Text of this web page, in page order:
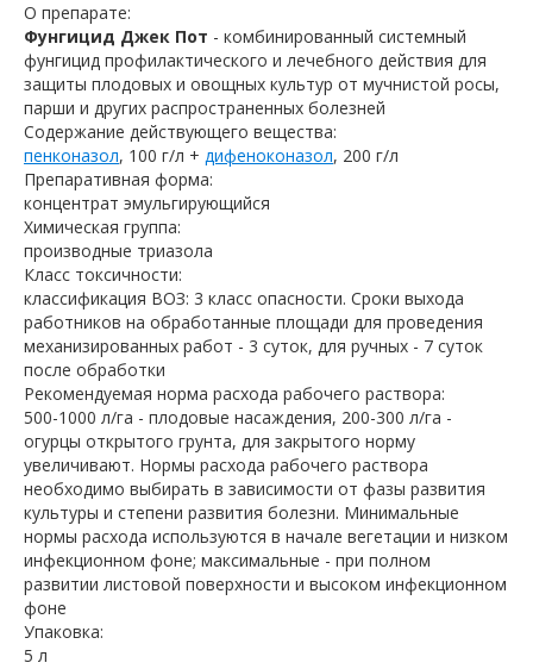
О препарате:
Фунгицид Джек Пот - комбинированный системный
фунгицид профилактического и лечебного действия для
защиты плодовых и овощных культур от мучнистой росы,
парши и других распространенных болезней
Содержание действующего вещества:
пенконазол, 100 г/л + дифеноконазол, 200 г/л
Препаративная форма:
концентрат эмульгирующийся
Химическая группа:
производные триазола
Класс токсичности:
классификация ВОЗ: 3 класс опасности. Сроки выхода
работников на обработанные площади для проведения
механизированных работ - 3 суток, для ручных - 7 суток
после обработки
Рекомендуемая норма расхода рабочего раствора:
500-1000 л/га - плодовые насаждения, 200-300 л/га -
огурцы открытого грунта, для закрытого норму
увеличивают. Нормы расхода рабочего раствора
необходимо выбирать в зависимости от фазы развития
культуры и степени развития болезни. Минимальные
нормы расхода используются в начале вегетации и низком
инфекционном фоне; максимальные - при полном
развитии листовой поверхности и высоком инфекционном
фоне
Упаковка:
5 л